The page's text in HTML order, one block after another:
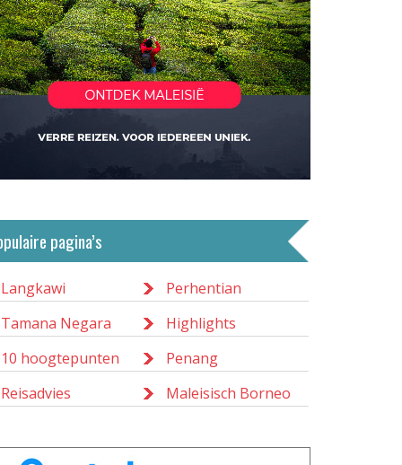
pagina’s
Langkawi
Perhentian
Tamana Negara
Highlights
10 hoogtepunten
Penang
Reisadvies
Maleisisch Borneo